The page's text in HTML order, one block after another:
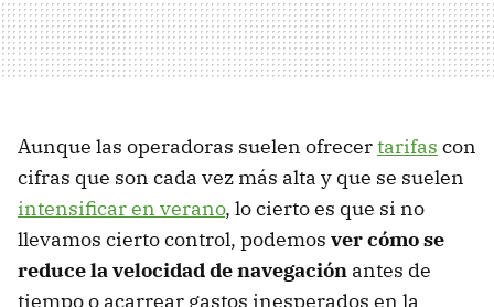
Aunque las operadoras suelen ofrecertarifas con
cifras que son cada vez más alta y que se suelen
intensificar en verano, lo cierto es que si no
llevamos cierto control, podemos ver cómo se
reduce la velocidad de navegación antes de
tiempo o acarrear gastos inesperados en la